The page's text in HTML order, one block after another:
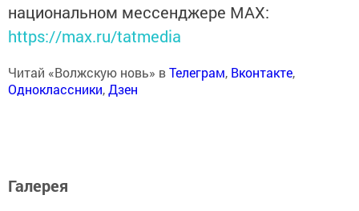
национальном мессенджере MАХ:
https://max.ru/tatmedia
Читай «Волжскую новь» вТелеграм, Вконтакте,
Одноклассники,Дзен
Галерея